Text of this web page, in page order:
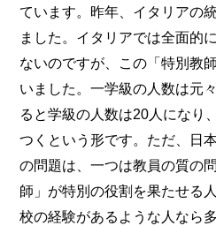
ています。昨年、イタリアの
ました。イタリアでは全面的
ないのですが、この「特別教
いました。一学級の人数は元
ると学級の人数は20人になり
つくという形です。ただ、日
の問題は、一つは教員の質の
師」が特別の役割を果たせる
校の経験があるような人なら